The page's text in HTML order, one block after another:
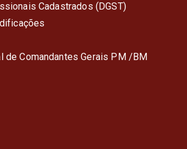
Cadastrados (DGST)
de Comandantes Gerais PM /BM